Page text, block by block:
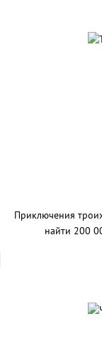
Приключения
найти 200